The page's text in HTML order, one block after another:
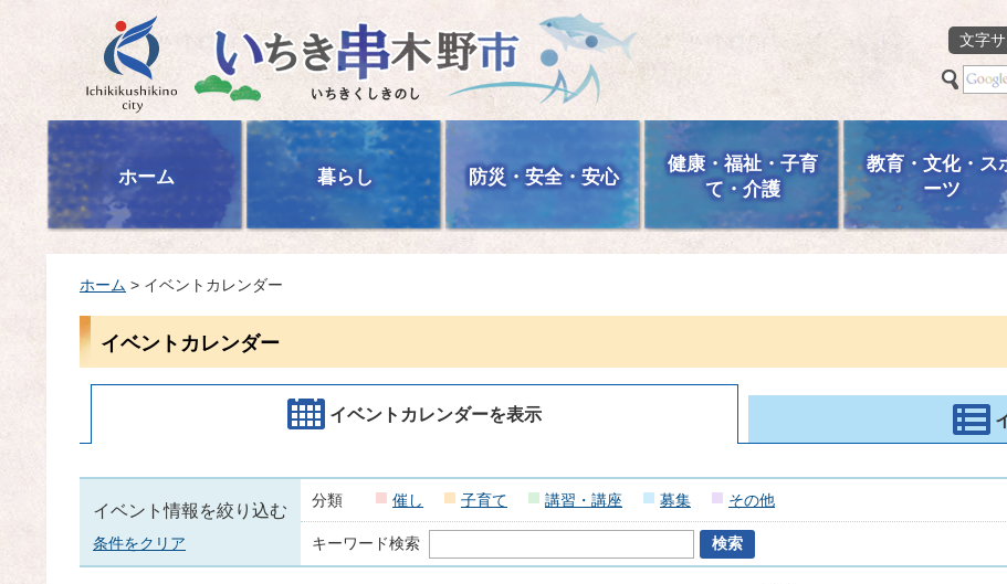
いちき串木野市
文字
ホーム 暮らし 防災・安全・安心
健康・福祉・子育
て・介護
教育・文化・ス
ーツ
ホーム > イベントカレンダー
イベントカレンダー
イベントカレンダーを表示
イベント情報を絞り込む
条件をクリア
分類 催し 子育て 講習・講座 募集 その他
キーワード検索